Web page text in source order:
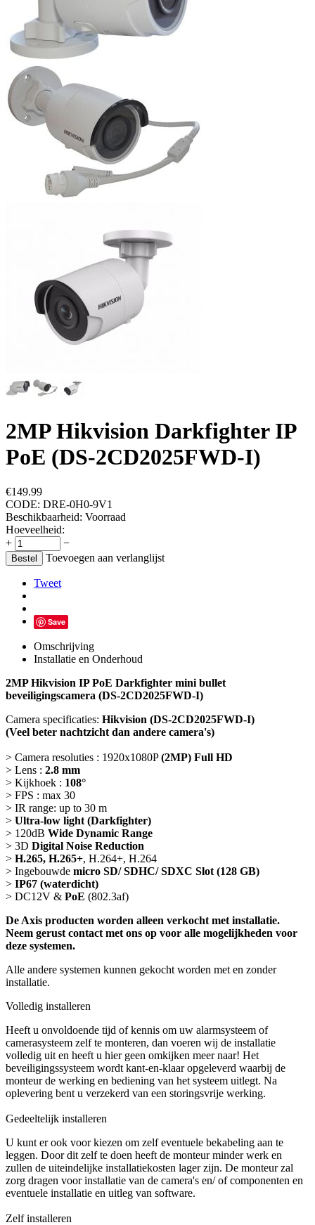
2MP Hikvision Darkfighter IP
PoE (DS-2CD2025FWD-I)
€149.99
CODE: DRE-0H0-9V1
Beschikbaarheid: Voorraad
Hoeveelheid:
+
−
Bestel Toevoegen aan verlanglijst
Tweet
Save
Omschrijving
Installatie en Onderhoud
2MP Hikvision IP PoE Darkfighter mini bullet
beveiligingscamera (DS-2CD2025FWD-I)
Camera specificaties: Hikvision (DS-2CD2025FWD-I)
(Veel beter nachtzicht dan andere camera's)
> Camera resoluties : 1920x1080P(2MP) Full HD
> Lens : 2.8 mm
> Kijkhoek : 108°
> FPS : max 30
> IR range: up to 30 m
> Ultra-low light (Darkfighter)
> 120dB Wide Dynamic Range
> 3D Digital Noise Reduction
> H.265, H.265+, H.264+, H.264
> Ingebouwde micro SD/ SDHC/ SDXC Slot (128 GB)
> IP67 (waterdicht)
> DC12V & PoE (802.3af)
De Axis producten worden alleen verkocht met installatie.
Neem gerust contact met ons op voor alle mogelijkheden voor
deze systemen.
Alle andere systemen kunnen gekocht worden met en zonder
installatie.
Volledig installeren
Heeft u onvoldoende tijd of kennis om uw alarmsysteem of
camerasysteem zelf te monteren, dan voeren wij de installatie
volledig uit en heeft u hier geen omkijken meer naar! Het
beveiligingssysteem wordt kant-en-klaar opgeleverd waarbij de
monteur de werking en bediening van het systeem uitlegt. Na
oplevering bent u verzekerd van een storingsvrije werking.
Gedeeltelijk installeren
U kunt er ook voor kiezen om zelf eventuele bekabeling aan te
leggen. Door dit zelf te doen heeft de monteur minder werk en
zullen de uiteindelijke installatiekosten lager zijn. De monteur zal
zorg dragen voor installatie van de camera's en/ of componenten en
eventuele installatie en uitleg van software.
Zelf installeren